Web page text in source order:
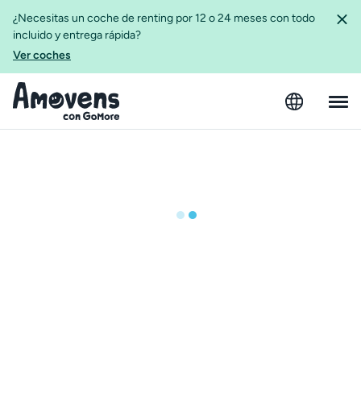
¿Necesitas un coche de renting por 12 o 24 meses con todo
incluido y entrega rápida?
Ver coches